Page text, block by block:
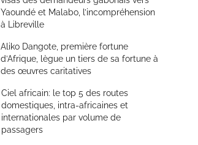
Yaoundé et Malabo, l’incompréhension
à Libreville
Aliko Dangote, première fortune
d’Afrique, lègue un tiers de sa fortune à
des œuvres caritatives
Ciel africain: le top 5 des routes
domestiques, intra-africaines et
internationales par volume de
passagers